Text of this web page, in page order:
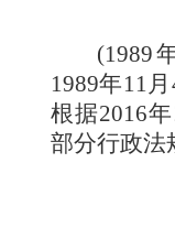
(1989
1989年11月
根据2016年
部分行政法